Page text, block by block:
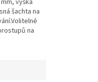
výška
šachta na
na